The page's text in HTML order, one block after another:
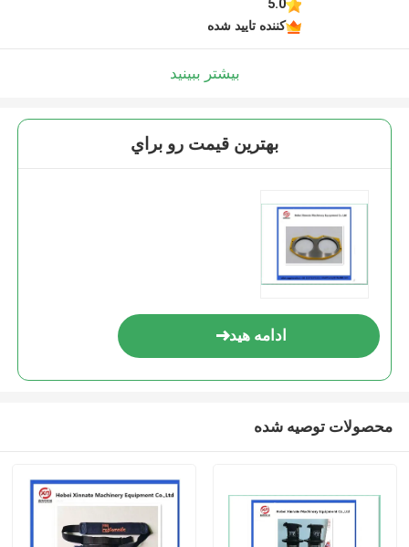
5.0
کننده تایید شده
بیشتر ببینید
بهترين قيمت رو براي
ادامه هید
محصولات توصیه شده